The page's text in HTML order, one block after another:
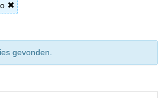
gevonden.